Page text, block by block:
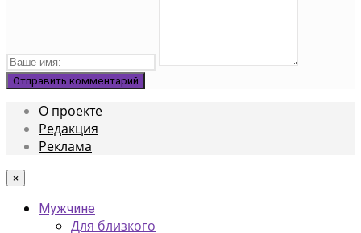
О проекте
Редакция
Реклама
×
Мужчине
Для близкого